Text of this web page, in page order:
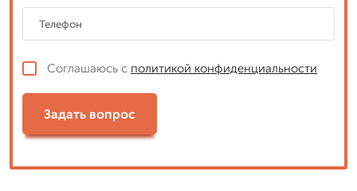
Соглашаюсь с политикой конфиденциальности
Задать вопрос